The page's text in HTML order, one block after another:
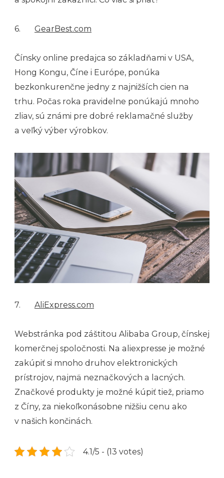
6. GearBest.com
Čínsky online predajca so základňami v USA,
Hong Kongu, Číne i Európe, ponúka
bezkonkurenčne jedny z najnižších cien na
trhu. Počas roka pravidelne ponúkajú mnoho
zliav, sú známi pre dobré reklamačné služby
a veľký výber výrobkov.
7. AliExpress.com
Webstránka pod záštitou Alibaba Group, čínskej
komerčnej spoločnosti. Na aliexpresse je možné
zakúpiť si mnoho druhov elektronických
prístrojov, najmä neznačkových a lacných.
Značkové produkty je možné kúpiť tiež, priamo
z Číny, za niekoľkonásobne nižšiu cenu ako
v našich končinách.
4.1/5 - (13 votes)